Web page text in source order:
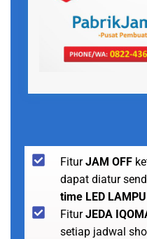
FiturJAM OFF
dapat diatur
time LED LAMPU
FiturJEDA
setiap jadwal